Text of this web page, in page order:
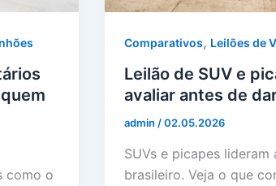
como o
Comparativos, Leilões de
Leilão de SUV e
avaliar antes de
admin /02.05.2026
SUVs e picapes
brasileiro. Veja o que